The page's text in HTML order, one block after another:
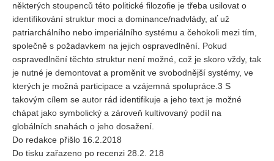
některých stoupenců této politické filozofie je třeba usilovat o
identifikování struktur moci a dominance/nadvlády, ať už
patriarchálního nebo imperiálního systému a čehokoli mezi tím,
společně s požadavkem na jejich ospravedlnění. Pokud
ospravedlnění těchto struktur není možné, což je skoro vždy, tak
je nutné je demontovat a proměnit ve svobodnější systémy, ve
kterých je možná participace a vzájemná spolupráce.3 S
takovým cílem se autor rád identifikuje a jeho text je možné
chápat jako symbolický a zároveň kultivovaný podíl na
globálních snahách o jeho dosažení.
Do redakce přišlo 16.2.2018
Do tisku zařazeno po recenzi 28.2. 218